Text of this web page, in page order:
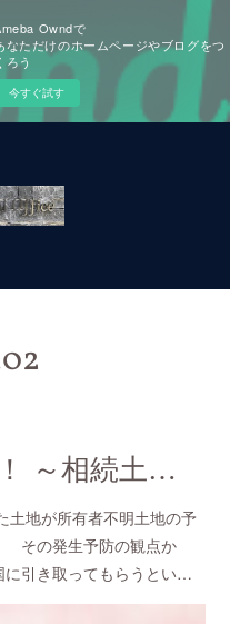
Owndで
なただけのホームページやブログをつ
ろう
今すぐ試す
02
いよいよスタート！ ～相続土地国庫帰属制度～
地が所有者不明土地の予
その発生予防の観点か
引き取ってもらうとい…